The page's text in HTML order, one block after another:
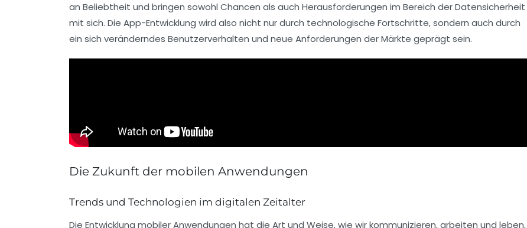
an Beliebtheit und bringen sowohl Chancen als auch Herausforderungen im Bereich derDatensicherheit
mit sich. Die App-Entwicklung wird also nicht nur durch technologische Fortschritte, sondern auch durch
ein sich veränderndes Benutzerverhalten und neue Anforderungen der Märkte geprägt sein.
Die Zukunft der mobilen Anwendungen
Trends und Technologien im digitalen Zeitalter
Die Entwicklung mobiler Anwendungen hat die Art und Weise, wie wir kommunizieren, arbeiten und leben,